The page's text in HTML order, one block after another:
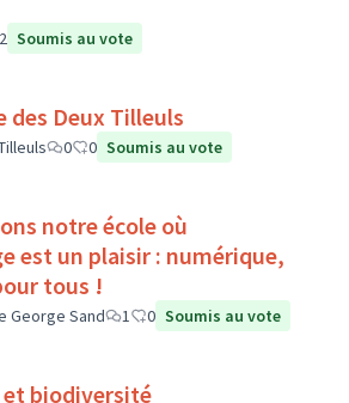
2 Soumis au vote
des Deux Tilleuls
0 0 Soumis au vote
notre école où
est un plaisir : numérique,
tous !
George Sand 1 0 Soumis au vote
et biodiversité